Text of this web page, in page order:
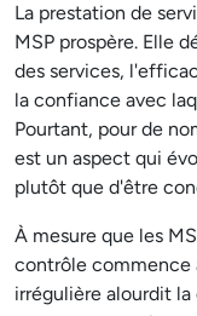
La prestation de
MSP prospère. Elle
des services,
la confiance avec
Pourtant, pour de
est un aspect qui
plutôt que d'être
À mesure que les
contrôle commence
irrégulière alourdit